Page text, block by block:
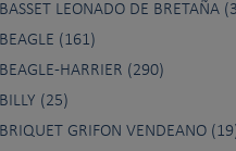
BASSET LEONADO DE BRETAÑA
BEAGLE (161)
BEAGLE-HARRIER (290)
BILLY (25)
BRIQUET GRIFON VENDEANO